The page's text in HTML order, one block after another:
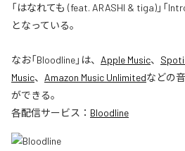
「はなれても (feat. ARASHI & tiga)」「
となっている。
なお「Bloodline」は、 Apple Music、
Music、 Amazon Music Unlimitedなどの
ができる。
各配信サービス： Bloodline